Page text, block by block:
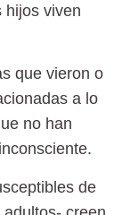
hijos viven
que vieron o
a lo
no han
de